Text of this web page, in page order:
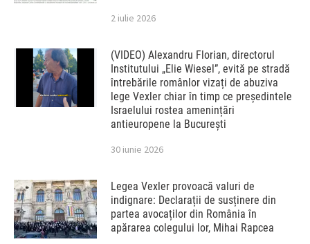
2 iulie 2026
(VIDEO) Alexandru Florian, directorul
Institutului „Elie Wiesel”, evită pe stradă
întrebările românlor vizați de abuziva
lege Vexler chiar în timp ce președintele
Israelului rostea amenințări
antieuropene la București
30 iunie 2026
Legea Vexler provoacă valuri de
indignare: Declarații de susținere din
partea avocaților din România în
apărarea colegului lor, Mihai Rapcea